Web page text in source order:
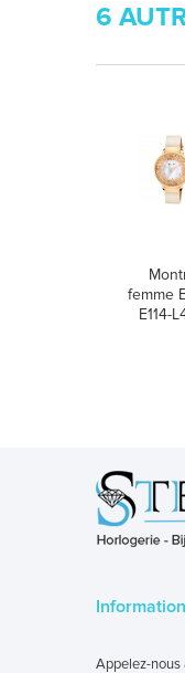
6
femme
E114-
Appelez-nous